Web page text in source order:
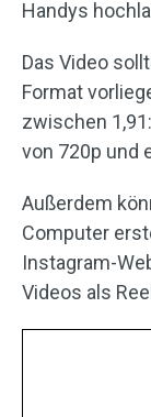
Handys
Das Video
Format
zwischen
von 720p und
Außerdem
Computer
Instagram-
Videos als